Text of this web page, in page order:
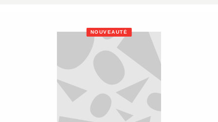
NOUVEAUTÉ